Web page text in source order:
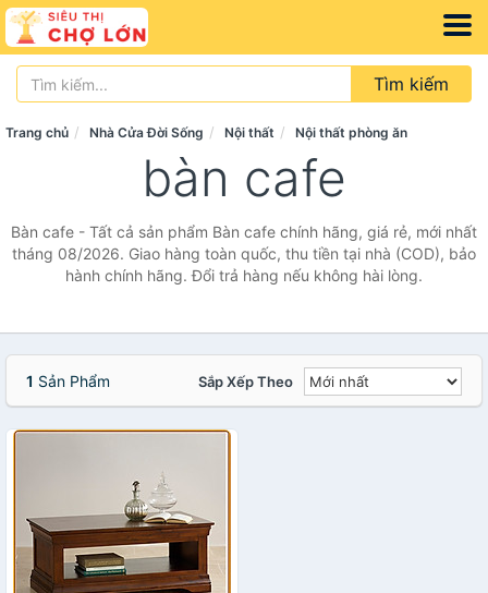
Tìm kiếm
Trang chủ Nhà Cửa Đời Sống Nội thất Nội thất phòng ăn
bàn cafe
Bàn cafe - Tất cả sản phẩm Bàn cafe chính hãng, giá rẻ, mới nhất
tháng 08/2026. Giao hàng toàn quốc, thu tiền tại nhà (COD), bảo
hành chính hãng. Đổi trả hàng nếu không hài lòng.
1 Sản Phẩm Sắp Xếp Theo